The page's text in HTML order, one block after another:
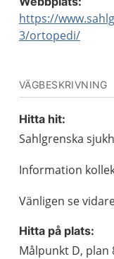
https://
3/ortopedi/
VÄGBESKRIVNING
Hitta hit:
Sahlgrenska
Information
Vänligen se
Hitta på plats:
Målpunkt D, plan